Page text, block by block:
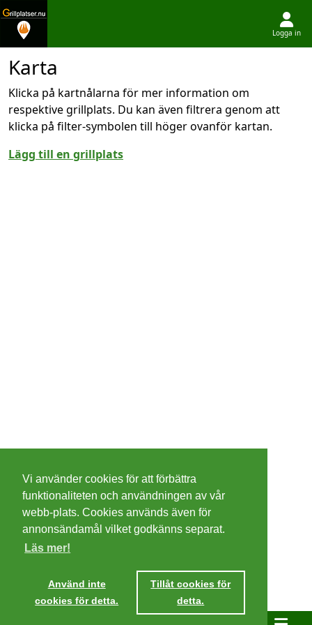
Logga in
Karta
Klicka på kartnålarna för mer information om
respektive grillplats. Du kan även filtrera genom att
klicka på filter-symbolen till höger ovanför kartan.
Lägg till en grillplats
Cookies
Integritetspolicy
Villkor
Vi använder cookies för att förbättra
funktionaliteten och användningen av vår
webb-plats. Cookies används även för
annonsändamål vilket godkänns separat.
Läs mer!
Använd inte
cookies för detta.
Tillåt cookies för
detta.